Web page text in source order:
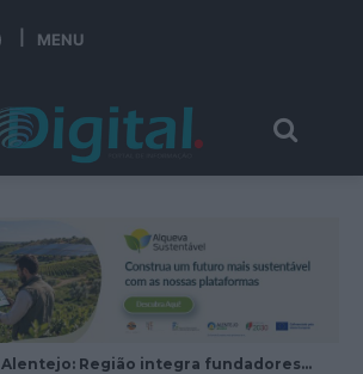
MENU
Alentejo: Região integra fundadores...